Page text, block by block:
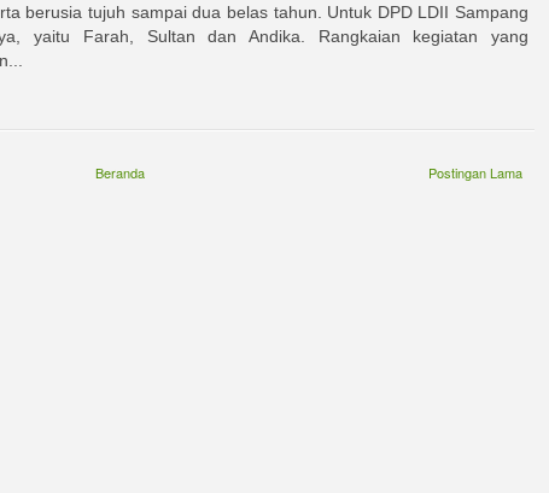
berusia tujuh sampai dua belas tahun. Untuk DPD LDII Sampang
yaitu Farah, Sultan dan Andika. Rangkaian kegiatan yang
Postingan Lama
Beranda